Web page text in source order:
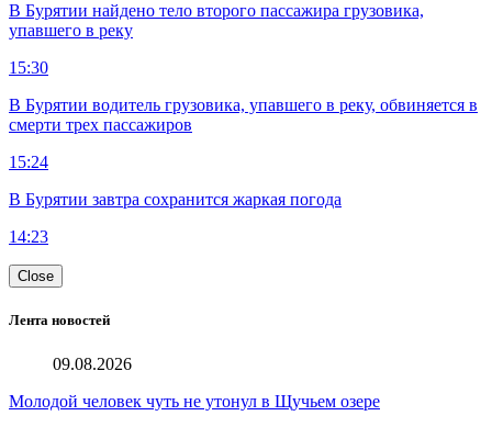
В Бурятии найдено тело второго пассажира грузовика,
упавшего в реку
15:30
В Бурятии водитель грузовика, упавшего в реку, обвиняется в
смерти трех пассажиров
15:24
В Бурятии завтра сохранится жаркая погода
14:23
Close
Лента новостей
09.08.2026
Молодой человек чуть не утонул в Щучьем озере